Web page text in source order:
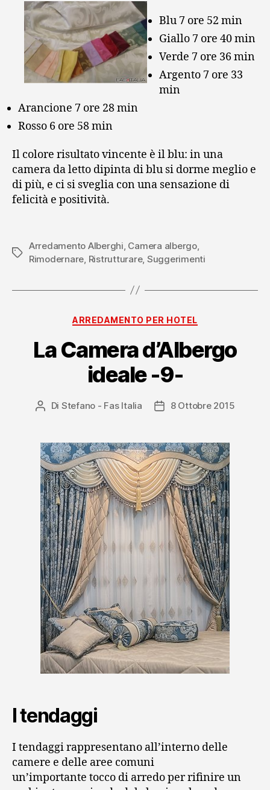
Blu 7 ore 52 min
Giallo 7 ore 40 min
Verde 7 ore 36 min
Argento 7 ore 33
min
Arancione 7 ore 28 min
Rosso 6 ore 58 min
Il colore risultato vincente è il blu: in una
camera da letto dipinta di blu si dorme meglio e
di più, e ci si sveglia con una sensazione di
felicità e positività.
Tag
Arredamento Alberghi, Camera albergo,
Rimodernare, Ristrutturare, Suggerimenti
Categorie
ARREDAMENTO PER HOTEL
La Camera d’Albergo
ideale -9-
Autore
Di Stefano - Fas Italia
Data8 Ottobre 2015
I tendaggi
I tendaggi rappresentano all’interno delle
camere e delle aree comuni
un’importante tocco di arredo per rifinire un